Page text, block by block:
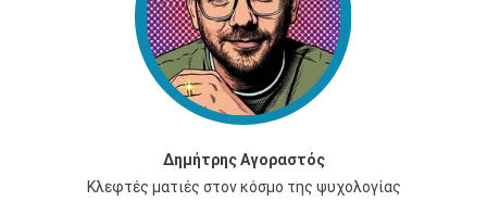
Δημήτρης Αγοραστός
Κλεφτές ματιές στον κόσμο της ψυχολογίας